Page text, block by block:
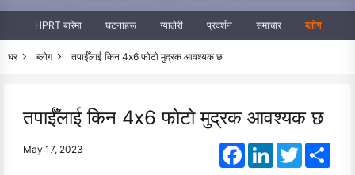
HPRT बारेमा घटनाहरू ग्यालेरी प्रदर्शन समाचार ब्लोग
घर ब्लोग तपाईँलाई किन 4x6 फोटो मुद्रक आवश्यक छ
तपाईँलाई किन 4x6 फोटो मुद्रक आवश्यक छ
May 17, 2023 FacebookLinkedInTwitter